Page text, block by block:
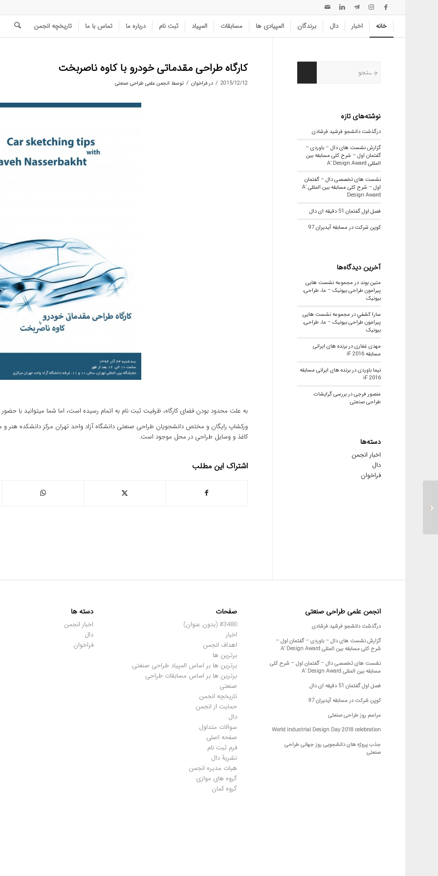
خانه اخبار دال برندگان المپیادی ها مسابقات المپیاد ثبت نام درباره ما تماس با ما تاریخچه انجمن
کارگاه طراحی مقدماتی خودرو با کاوه ناصربخت
2015/12/12
/ درفراخوان / توسط انجمن علمی طراحی صنعتی
به علت محدود بودن فضای کارگاه، ظرفیت ثبت نام به اتمام رسیده است، اما شما میتوانید با حضور
ورکشاپ رایگان و مختص دانشجویان طراحی صنعتی دانشگاه آزاد واحد تهران مرکز دانشکده هنر و
کاغذ و وسایل طراحی در محل موجود است.
اشتراک این مطلب
نوشته‌های تازه
درگذشت دانشجو فرشید فرشادی
گزارش نشست های دال – باوردی –
گفتمان اول – شرح کلی مسابقه بین
المللی A’ Design Award
نشست های تخصصی دال – گفتمان
اول – شرح کلی مسابقه بین المللی A’
Design Award
فصل اول گفتمان 51 دقیقه ای دال
کوپن شرکت در مسابقه آیدیران 97
آخرین دیدگاه‌ها
متین بونددر مجموعه نشست هایی
پیرامون طراحی بیونیک – ما، طراحی،
بیونیک
سارا كشفيدر مجموعه نشست هایی
پیرامون طراحی بیونیک – ما، طراحی،
بیونیک
مهدی غفاریدربرنده های ایرانی
مسابقه iF 2016
نیما باوردیدربرنده های ایرانی مسابقه
iF 2016
منصور فرجیدربررسی گرایشات
طراحی صنعتی
دسته‌ها
اخبار انجمن
دال
فراخوان
انجمن علمی طراحی صنعتی
درگذشت دانشجو فرشید فرشادی
گزارش نشست های دال – باوردی – گفتمان اول –
شرح کلی مسابقه بین المللی A’ Design Award
نشست های تخصصی دال – گفتمان اول – شرح کلی
مسابقه بین المللی A’ Design Award
فصل اول گفتمان 51 دقیقه ای دال
کوپن شرکت در مسابقه آیدیران 97
مراسم روز طراحی صنعتی
World Industrial Design Day 2018 celebration
جذب پروژه های دانشجویی روز جهانی طراحی
صنعتی
صفحات
#3480 (بدون عنوان)
اخبار
اهداف انجمن
برترین ها
برترین ها بر اساس المپیاد طراحی صنعتی
برترین ها بر اساس مسابقات طراحی
صنعتی
تاریخچه انجمن
حمایت از انجمن
دال
سوالات متداول
صفحه اصلی
فرم ثبت نام
نشریۀ دال
هیات مدیره انجمن
گروه های موازی
گروه کمان
دسته ها
اخبار انجمن
دال
فراخوان